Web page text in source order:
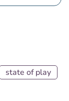
state of play